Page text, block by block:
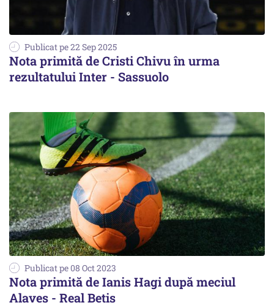
Publicat pe 22 Sep 2025
Nota primită de Cristi Chivu în urma
rezultatului Inter - Sassuolo
Publicat pe 08 Oct 2023
Nota primită de Ianis Hagi după meciul
Alaves - Real Betis